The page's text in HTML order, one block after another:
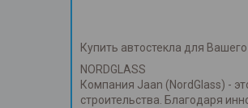
Купить автостекла для
NORDGLASS
Компания Jaan (NordGlass) -
строительства. Благодаря